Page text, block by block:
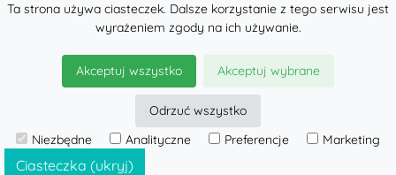
© 2026LennyLamb sp. z o.o.
Ciasteczka (ukryj)
Ta strona używa ciasteczek. Dalsze korzystanie z tego serwisu jest
wyrażeniem zgody na ich używanie.
Akceptuj wszystko Akceptuj wybrane
Odrzuć wszystko
Niezbędne
Analityczne Preferencje Marketing